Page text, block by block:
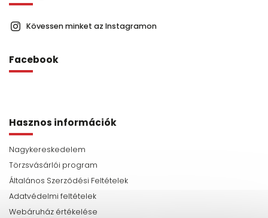
Kövessen minket az Instagramon
Facebook
Hasznos információk
Nagykereskedelem
Törzsvásárlói program
Általános Szerződési Feltételek
Adatvédelmi feltételek
Webáruház értékelése